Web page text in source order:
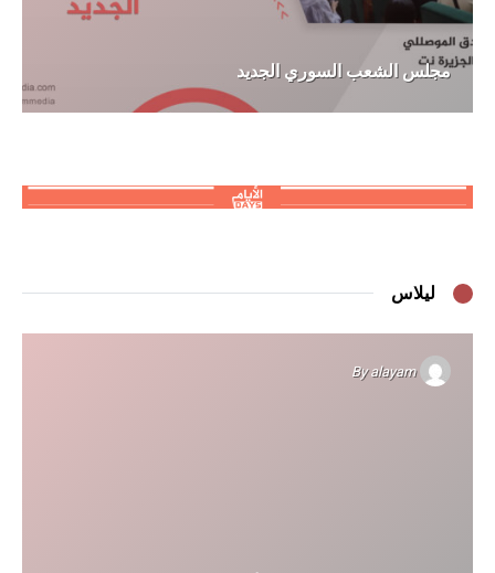
مجلس الشعب السوري الجديد
ليلاس
Byalayam